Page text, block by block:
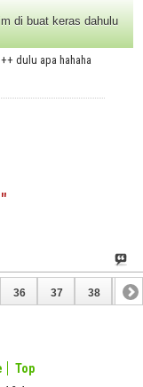
di buat keras dahulu
dulu apa hahaha
36 37 38 39
Top